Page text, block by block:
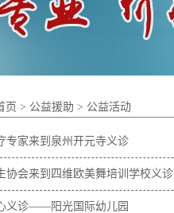
页 > 公益援助 > 公益活动
专家来到泉州开元寺义诊
协会来到四维欧美舞培训学校义诊
义诊——阳光国际幼儿园